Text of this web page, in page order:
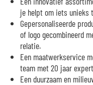
je helpt om iets unieks
Gepersonaliseerde
of logo gecombineerd
relatie.
Een maatwerkservice
team met 20 jaar
Een duurzaam en